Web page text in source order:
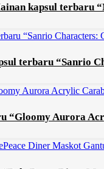
kapsul terbaru
terbaru “Sanrio
“Gloomy Aurora